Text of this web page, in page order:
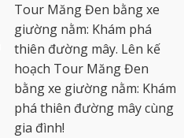
Tour Măng Đen bằng xe
giường nằm: Khám phá
thiên đường mây. Lên kế
hoạch Tour Măng Đen
bằng xe giường nằm: Khám
phá thiên đường mây cùng
gia đình!